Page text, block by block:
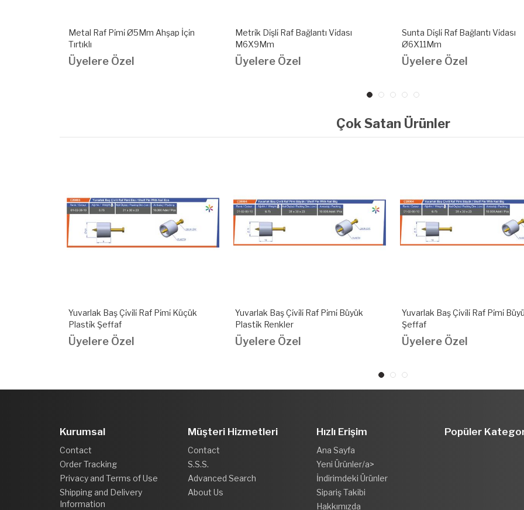
Metri̇k Di̇şli̇ Raf Bağlantı Vi̇dası
M6X9Mm
Üyelere Özel
Sunta Di̇şli̇ Raf Bağlantı Vi̇dası
Ø6X11Mm
Üyelere Özel
Sunta Di̇şli̇ Raf Bağlantı Vi̇dası
Ø6X7,5Mm
Üyelere Özel
Çok Satan Ürünler
Yuvarlak Baş Çi̇vi̇li̇ Raf Pi̇mi̇ Büyük
Plasti̇k Renkler
Üyelere Özel
Yuvarlak Baş Çi̇vi̇li̇ Raf Pi̇mi̇ Büyük
Şeffaf
Üyelere Özel
Pullu Raf Pi̇mi̇ Ø5Mm
Üyelere Özel
Kurumsal
Contact
Order Tracking
Privacy and Terms of Use
Shipping and Delivery
Information
Müşteri Hizmetleri
Contact
S.S.S.
Advanced Search
About Us
Hızlı Erişim
Ana Sayfa
Yeni Ürünler/a>
İndirimdeki Ürünler
Sipariş Takibi
Hakkımızda
Popüler